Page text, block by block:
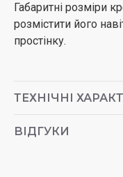
Габаритні розміри
розмістити його
простінку.
ТЕХНІЧНІ
ВІДГУКИ